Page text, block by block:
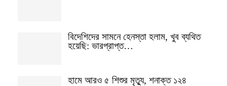
বিদেশিদের সামনে হেনস্তা হলাম, খুব ব্যথিত
হয়েছি: ভারপ্রাপ্ত…
হামে আরও ৫ শিশুর মৃত্যু, শনাক্ত ১২৪